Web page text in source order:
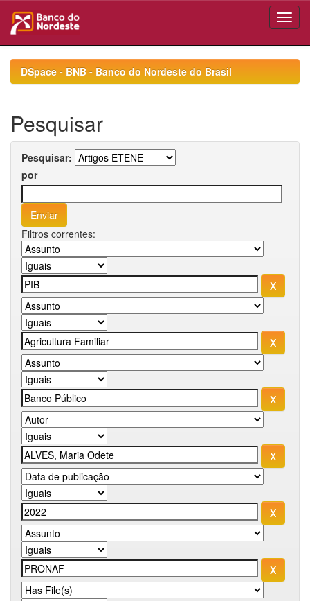
navigationDSpace - BNB - Banco do Nordeste do Brasil
Pesquisar
Pesquisar:
por
Filtros correntes: